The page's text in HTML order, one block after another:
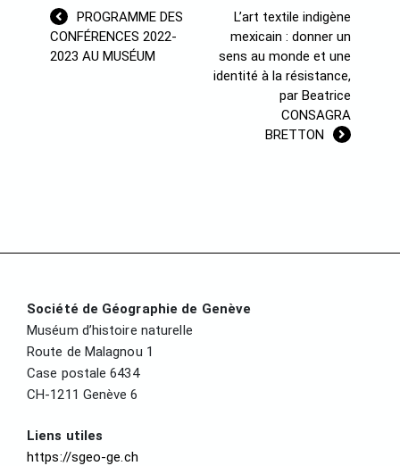
Navigation
de
l’article
PROGRAMME DES
CONFÉRENCES 2022-
2023 AU MUSÉUM
L’art textile indigène
mexicain : donner un
sens au monde et une
identité à la résistance,
par Beatrice
CONSAGRA
BRETTON
Société de Géographie de Genève
Muséum d’histoire naturelle
Route de Malagnou 1
Case postale 6434
CH-1211 Genève 6
Liens utiles
https://sgeo-ge.ch